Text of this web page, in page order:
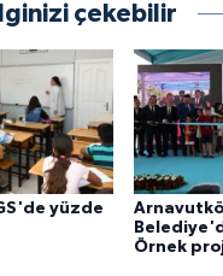
çekebilir
yüzde
Örnek